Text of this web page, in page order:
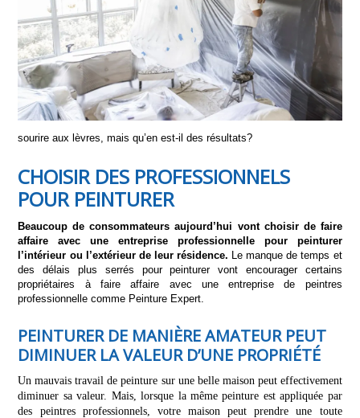
sourire aux lèvres, mais qu’en est-il des résultats?
CHOISIR DES PROFESSIONNELS
POUR PEINTURER
Beaucoup de consommateurs aujourd’hui vont choisir de faire
affaire avec une entreprise professionnelle pour peinturer
l’intérieur ou l’extérieur de leur résidence. Le manque de temps et
des délais plus serrés pour peinturer vont encourager certains
propriétaires à faire affaire avec une entreprise de peintres
professionnelle comme Peinture Expert.
PEINTURER DE MANIÈRE AMATEUR PEUT
DIMINUER LA VALEUR D’UNE PROPRIÉTÉ
Un mauvais travail de peinture sur une belle maison peut effectivement
diminuer sa valeur. Mais, lorsque la même peinture est appliquée par
des peintres professionnels, votre maison peut prendre une toute